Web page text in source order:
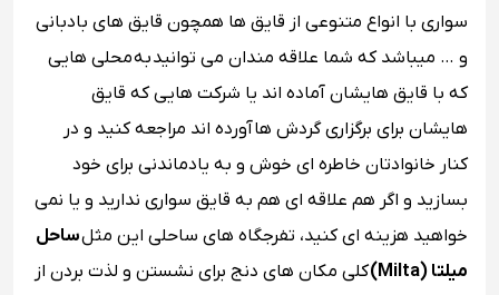
سواری با انواع متنوعی از قایق ها همچون قایق های بادبانی
و … میباشد که شما علاقه مندان می توانید به محلی هایی
که با قایق هایشان آماده اند یا شرکت هایی که قایق
هایشان برای برگزاری گردش ها آورده اند مراجعه کنید و در
کنار خانوادتان خاطره ای خوش و به یادماندنی برای خود
بسازید و اگر هم علاقه ای هم به قایق سواری ندارید و یا نمی
خواهید هزینه ای کنید، تفرجگاه های ساحلی این مثلساحل
میلتا (Milta)
کلی مکان های دنج برای نشستن و لذت بردن از